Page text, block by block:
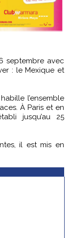
: le Mexique et
l’ensemble
À Paris et en
jusqu’au 25
il est mis en